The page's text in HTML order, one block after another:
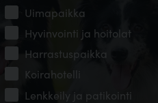
Uimapaikka
Hyvinvointi ja hoitolat
Harrastuspaikka
Koirahotelli
Lenkkeily ja patikointi